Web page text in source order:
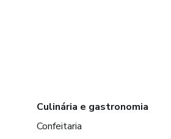
Culinária e gastronomia
Confeitaria